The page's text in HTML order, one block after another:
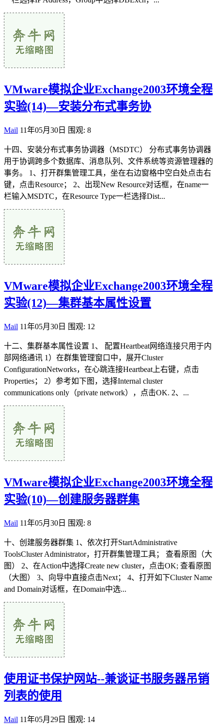
VMware模拟企业Exchange2003环境全程
实验(14)—安装分布式事务协
Mail 11年05月30日 围观: 8
十四、安装分布式事务协调器（MSDTC） 分布式事务协调器
用于协调跨多个数据库、消息队列、文件系统等资源管理器的
事务。 1、打开群集管理工具，坐在右边窗格中空白处点击右
键，点击Resource； 2、出现New Resource对话框，在name一
栏输入MSDTC，在Resource Type一栏选择Dist...
VMware模拟企业Exchange2003环境全程
实验(12)—集群基本属性设置
Mail 11年05月30日 围观: 12
十二、集群基本属性设置 1、 配置Heartbeat网络连接只用于内
部网络通讯 1）在群集管理窗口中，展开Cluster
ConfigurationNetworks，在心跳连接Heartbeat上右键，点击
Properties； 2）参考如下图，选择Internal cluster
communications only（private network），点击OK. 2、...
VMware模拟企业Exchange2003环境全程
实验(10)—创建服务器群集
Mail 11年05月30日 围观: 8
十、创建服务器群集 1、依次打开StartAdministrative
ToolsCluster Administrator，打开群集管理工具； 查看原图（大
图） 2、在Action中选择Create new cluster，点击OK; 查看原图
（大图） 3、向导中直接点击Next； 4、打开如下Cluster Name
and Domain对话框，在Domain中选...
使用证书保护网站--兼谈证书服务器吊销
列表的使用
Mail 11年05月29日 围观: 14